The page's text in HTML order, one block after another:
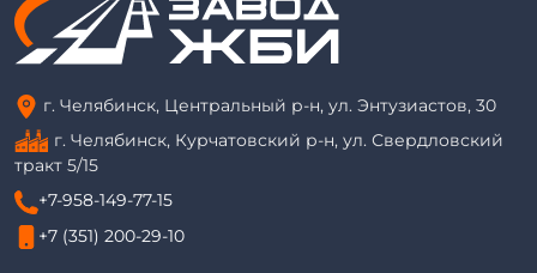
г. Челябинск, Центральный р-н, ул. Энтузиастов, 30
г. Челябинск, Курчатовский р-н, ул. Свердловский
тракт 5/15
+7-958-149-77-15
+7 (351) 200-29-10